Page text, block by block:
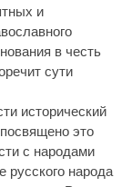
и
в честь
сути
исторический
это
с народами
народа